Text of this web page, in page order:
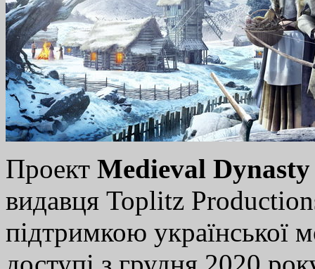
Проект Medieval Dynasty
видавця Toplitz
підтримкою української